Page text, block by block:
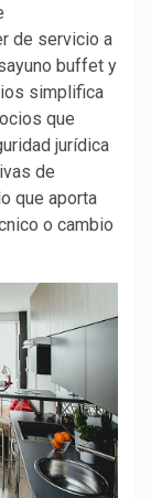
de servicio a
buffet y
simplifica
que
jurídica
de
que aporta
o cambio